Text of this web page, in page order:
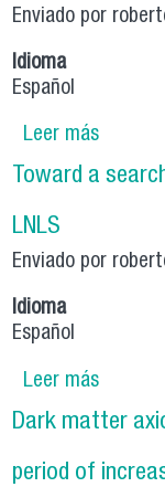
Enviado por
Idioma
Español
Leer mássobre
Toward a
LNLS
Enviado por
Idioma
Español
Leer mássobre
the LNLS
Dark matter
period of